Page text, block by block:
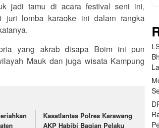
jadi tamu di acara festival seni ini,
juri lomba karaoke ini dalam rangka
yang akrab disapa Boim ini pun
Mauk dan juga wisata Kampung
Kasatlantas Polres Karawang
AKP Habibi Bagian Pelaku